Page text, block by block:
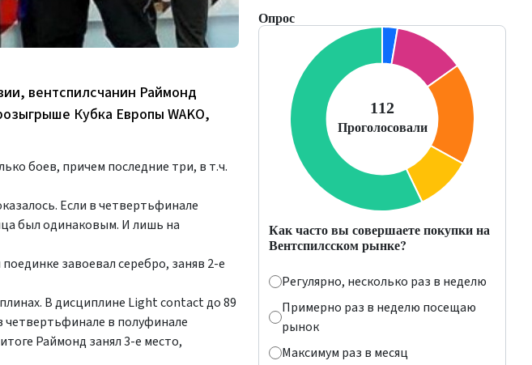
вентспилсчанин Раймонд
Кубка Европы WAKO,
боев, причем последние три, в т.ч.
Если в четвертьфинале
был одинаковым. И лишь на
завоевал серебро, заняв 2-е
В дисциплине Light contact до 89
четвертьфинале в полуфинале
Раймонд занял 3-е место,
Опрос
Как часто вы совершаете покупки на
Вентспилсском рынке?
Регулярно, несколько раз в неделю
Примерно раз в неделю посещаю
рынок
Максимум раз в месяц